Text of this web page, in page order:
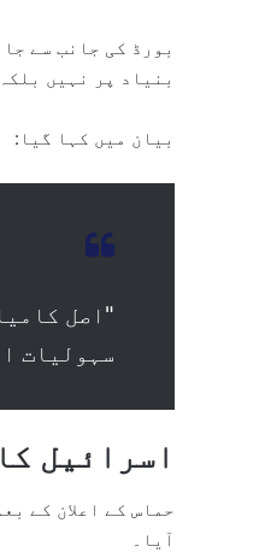
بورڈ کی جانب سے
بنیاد پر نہیں
بیان میں کہا گیا:
"اصل
سہولیات
اسرائیل
حماس کے اعلان کے
آیا۔